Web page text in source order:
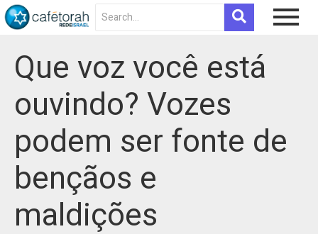
Que voz você está
ouvindo? Vozes
podem ser fonte de
bençãos e
maldições